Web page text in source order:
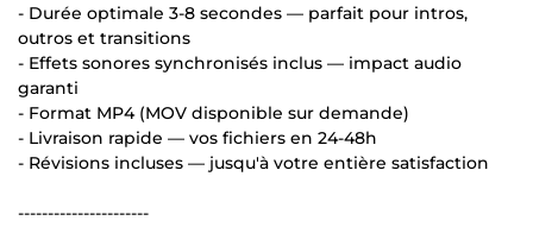
- Durée optimale 3-8 secondes — parfait pour intros,
outros et transitions
- Effets sonores synchronisés inclus — impact audio
garanti
- Format MP4 (MOV disponible sur demande)
- Livraison rapide — vos fichiers en 24-48h
- Révisions incluses — jusqu'à votre entière satisfaction
----------------------